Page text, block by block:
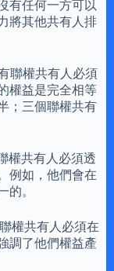
有任何一方可以
將其他共有人排
聯權共有人必須
權益是完全相等
；三個聯權共有
權共有人必須透
例如，他們會在
的。
權共有人必須在
調了他們權益產